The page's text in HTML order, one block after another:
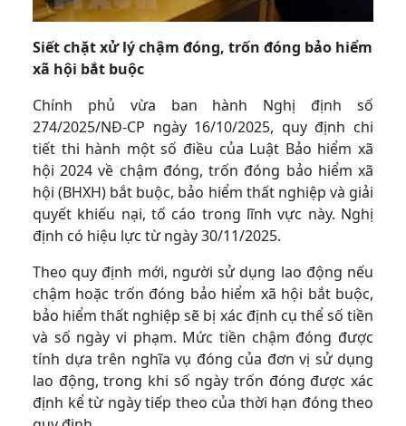
Siết chặt xử lý chậm đóng, trốn đóng bảo hiểm
xã hội bắt buộc
Chính phủ vừa ban hành Nghị định số
274/2025/NĐ-CP ngày 16/10/2025, quy định chi
tiết thi hành một số điều của Luật Bảo hiểm xã
hội 2024 về chậm đóng, trốn đóng bảo hiểm xã
hội (BHXH) bắt buộc, bảo hiểm thất nghiệp và giải
quyết khiếu nại, tố cáo trong lĩnh vực này. Nghị
định có hiệu lực từ ngày 30/11/2025.
Theo quy định mới, người sử dụng lao động nếu
chậm hoặc trốn đóng bảo hiểm xã hội bắt buộc,
bảo hiểm thất nghiệp sẽ bị xác định cụ thể số tiền
và số ngày vi phạm. Mức tiền chậm đóng được
tính dựa trên nghĩa vụ đóng của đơn vị sử dụng
lao động, trong khi số ngày trốn đóng được xác
định kể từ ngày tiếp theo của thời hạn đóng theo